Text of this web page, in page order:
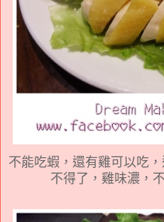
不能吃蝦，還有雞可以吃
不得了，雞味濃，